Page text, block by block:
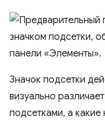
Значок подсетки
визуально
подсетками, а какие